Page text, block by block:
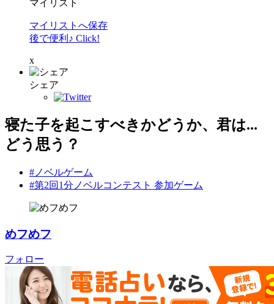
マイリスト
マイリストへ保存
後で便利♪ Click!
x
シェア
寝た子を起こすべきかどうか、君は...
どう思う？
#ノベルゲーム
#第2回1分ノベルコンテスト 参加ゲーム
めフめフ
フォロー